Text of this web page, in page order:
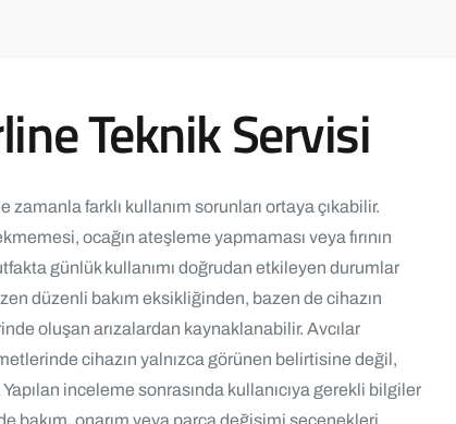
Teknik Servisi
farklı kullanım sorunları ortaya çıkabilir.
ocağın ateşleme yapmaması veya fırının
günlük kullanımı doğrudan etkileyen durumlar
düzenli bakım eksikliğinden, bazen de cihazın
oluşan arızalardan kaynaklanabilir. Avcılar
cihazın yalnızca görünen belirtisine değil,
inceleme sonrasında kullanıcıya gerekli bilgiler
bakım, onarım veya parça değişimi seçenekleri